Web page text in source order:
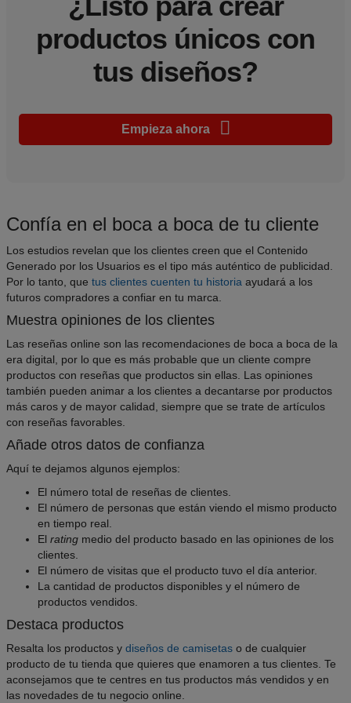
productos únicos con
tus diseños?
Empieza ahora
Confía en el boca a boca de tu cliente
Los estudios revelan que los clientes creen que el Contenido
Generado por los Usuarios es el tipo más auténtico de publicidad.
Por lo tanto, que tus clientes cuenten tu historia ayudará a los
futuros compradores a confiar en tu marca.
Muestra opiniones de los clientes
Las reseñas online son las recomendaciones de boca a boca de la
era digital, por lo que es más probable que un cliente compre
productos con reseñas que productos sin ellas. Las opiniones
también pueden animar a los clientes a decantarse por productos
más caros y de mayor calidad, siempre que se trate de artículos
con reseñas favorables.
Añade otros datos de confianza
Aquí te dejamos algunos ejemplos:
El número total de reseñas de clientes.
El número de personas que están viendo el mismo producto
en tiempo real.
El rating medio del producto basado en las opiniones de los
clientes.
El número de visitas que el producto tuvo el día anterior.
La cantidad de productos disponibles y el número de
productos vendidos.
Destaca productos
Resalta los productos y diseños de camisetas o de cualquier
producto de tu tienda que quieres que enamoren a tus clientes. Te
aconsejamos que te centres en tus productos más vendidos y en
las novedades de tu negocio online.